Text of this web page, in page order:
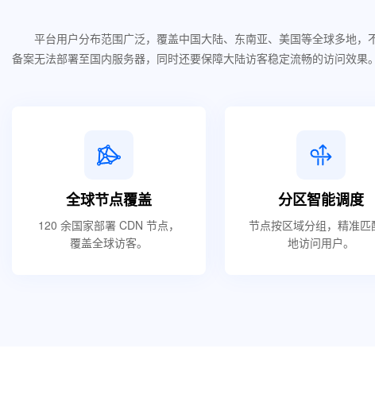
平台用户分布范围广泛，覆盖中国大陆、东南亚、美国等全球多地
备案无法部署至国内服务器，同时还要保障大陆访客稳定流畅的访问效果。
全球节点覆盖
120 余国家部署 CDN 节点，
覆盖全球访客。
分区智能调度
节点按区域分组，精准匹
地访问用户。